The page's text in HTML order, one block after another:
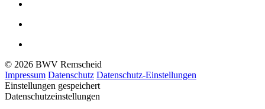
© 2026 BWV Remscheid
Impressum Datenschutz Datenschutz-Einstellungen
Einstellungen gespeichert
Datenschutzeinstellungen